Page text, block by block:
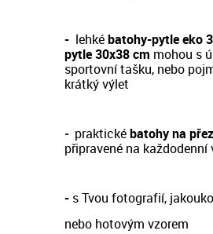
- lehkébatohy-pytle eko
pytle 30x38 cm mohou s
sportovní tašku, nebo
krátký výlet
- praktickébatohy na
připravené na každodenní
- s Tvou fotografií,
nebo hotovým vzorem